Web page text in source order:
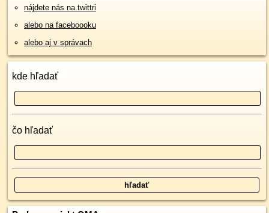
nájdete nás na twittri
alebo na faceboooku
alebo aj v správach
kde hľadať
čo hľadať